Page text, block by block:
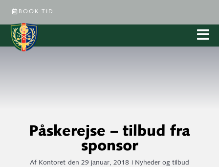
BOOK TID
Påskerejse – tilbud fra
sponsor
Af Kontoret den 29 januar, 2018 i Nyheder og tilbud